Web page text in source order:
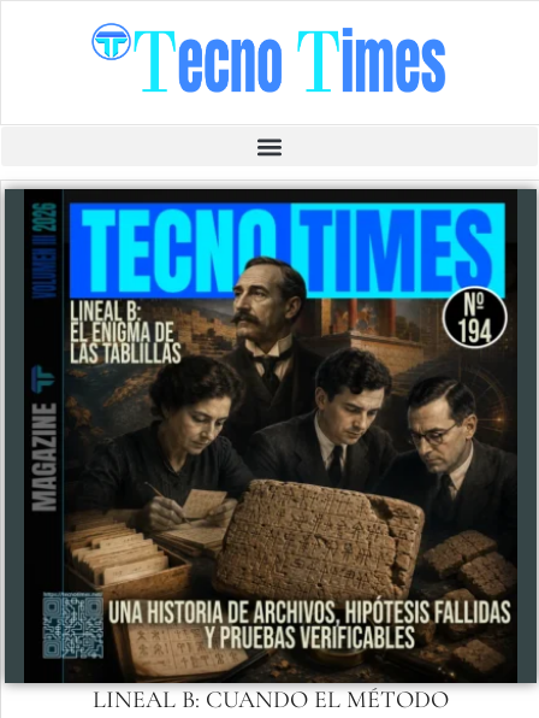
LINEAL B: CUANDO EL MÉTODO